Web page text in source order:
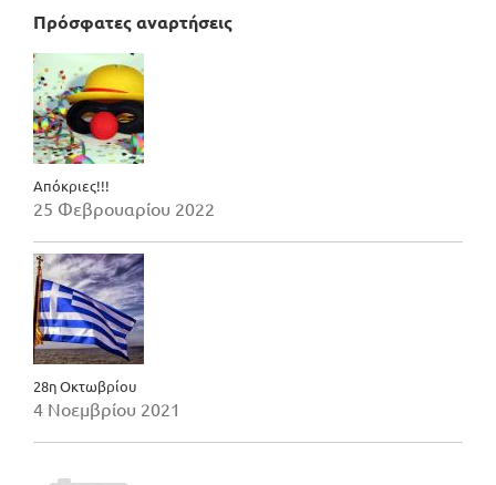
Πρόσφατες αναρτήσεις
Απόκριες!!!
25 Φεβρουαρίου 2022
28η Οκτωβρίου
4 Νοεμβρίου 2021